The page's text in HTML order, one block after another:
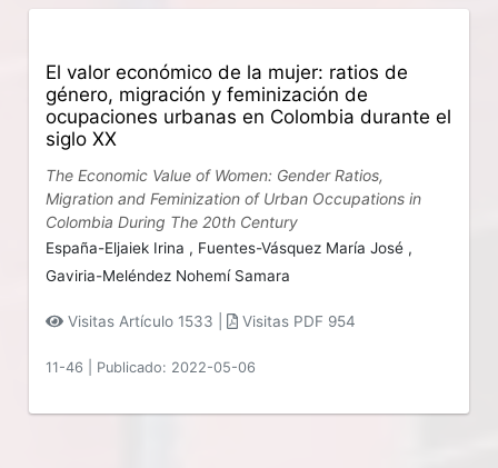
El valor económico de la mujer: ratios de
género, migración y feminización de
ocupaciones urbanas en Colombia durante el
siglo XX
The Economic Value of Women: Gender Ratios,
Migration and Feminization of Urban Occupations in
Colombia During The 20th Century
España-Eljaiek Irina , Fuentes-Vásquez María José ,
Gaviria-Meléndez Nohemí Samara
Visitas Artículo 1533 | Visitas PDF 954
11-46 Publicado: 2022-05-06